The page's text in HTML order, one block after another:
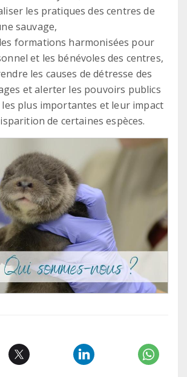
les pratiques des centres de
sauvage,
formations harmonisées pour
et les bénévoles des centres,
les causes de détresse des
et alerter les pouvoirs publics
les plus importantes et leur impact
de certaines espèces.